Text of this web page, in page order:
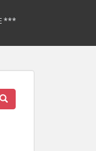
***